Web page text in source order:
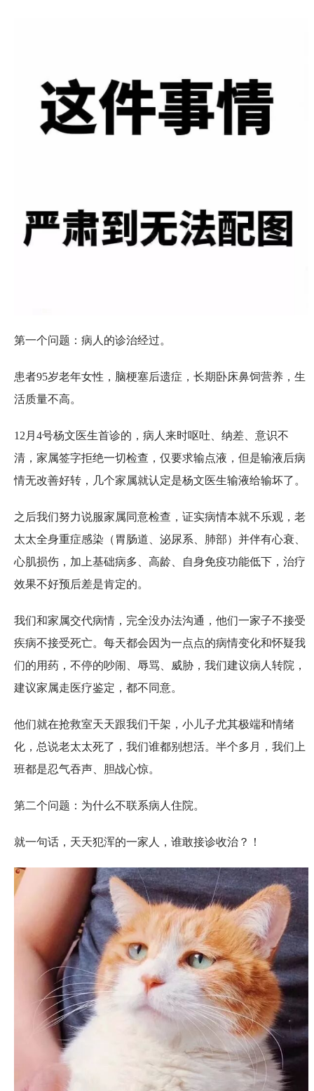
第一个问题：病人的诊治经过。
患者95岁老年女性，脑梗塞后遗症，长期卧床鼻饲营养，生
活质量不高。
12月4号杨文医生首诊的，病人来时呕吐、纳差、意识不
清，家属签字拒绝一切检查，仅要求输点液，但是输液后病
情无改善好转，几个家属就认定是杨文医生输液给输坏了。
之后我们努力说服家属同意检查，证实病情本就不乐观，老
太太全身重症感染（胃肠道、泌尿系、肺部）并伴有心衰、
心肌损伤，加上基础病多、高龄、自身免疫功能低下，治疗
效果不好预后差是肯定的。
我们和家属交代病情，完全没办法沟通，他们一家子不接受
疾病不接受死亡。每天都会因为一点点的病情变化和怀疑我
们的用药，不停的吵闹、辱骂、威胁，我们建议病人转院，
建议家属走医疗鉴定，都不同意。
他们就在抢救室天天跟我们干架，小儿子尤其极端和情绪
化，总说老太太死了，我们谁都别想活。半个多月，我们上
班都是忍气吞声、胆战心惊。
第二个问题：为什么不联系病人住院。
就一句话，天天犯浑的一家人，谁敢接诊收治？！